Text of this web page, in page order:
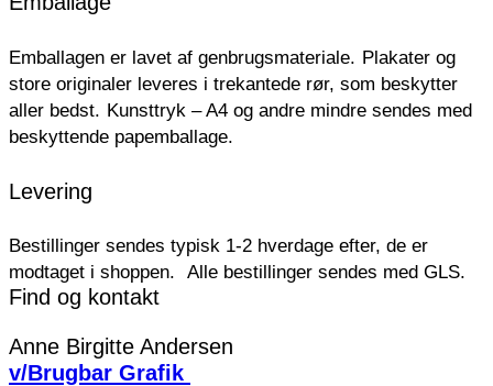
Emballagen er lavet af genbrugsmateriale. Plakater og
store originaler leveres i trekantede rør, som beskytter
aller bedst. Kunsttryk – A4 og andre mindre sendes med
beskyttende papemballage.
Levering
Bestillinger sendes typisk 1-2 hverdage efter, de er
modtaget i shoppen. Alle bestillinger sendes med GLS.
Find og kontakt
Anne Birgitte Andersen
v/Brugbar Grafik